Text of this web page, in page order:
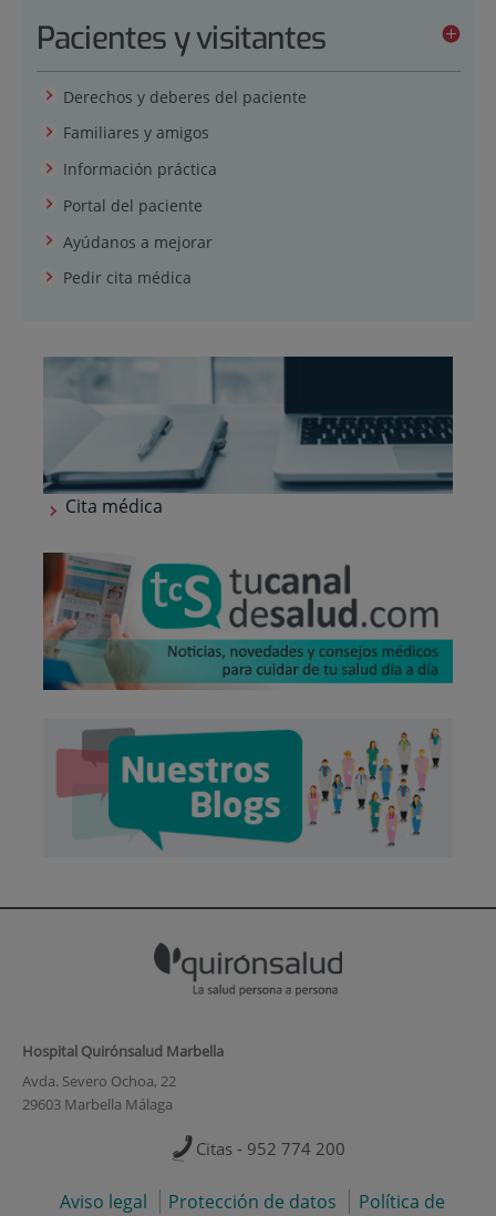
Pacientes y visitantes
Derechos y deberes del paciente
Familiares y amigos
Información práctica
Portal del paciente
Ayúdanos a mejorar
Pedir cita médica
Cita médica
Hospital Quirónsalud Marbella
Avda. Severo Ochoa, 22
29603 Marbella Málaga
Citas - 952 774 200
Aviso legal Protección de datos Política de